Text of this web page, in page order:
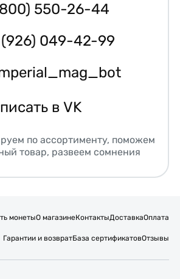
550-26-44
(926) 049-42-99
в VK
по ассортименту, поможем
товар, развеем сомнения
монетыО магазинеКонтактыДоставкаОплата
Гарантии и возвратБаза сертификатовОтзывы